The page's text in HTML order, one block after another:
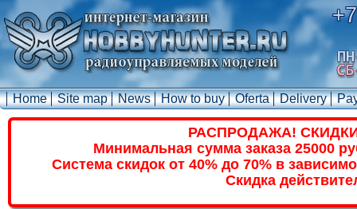
Home Site map News How to buy Oferta Delivery
РАСПРОДАЖА!
Минимальная сумма заказа 25000
Система скидок от 40% до 70% в
Скидка